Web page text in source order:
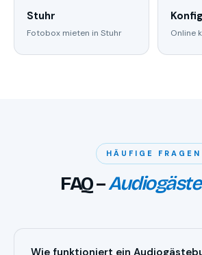
Stuhr
Fotobox mieten in Stuhr Online
HÄUFIGE FRAGEN
FAQ –
Wie funktioniert ein